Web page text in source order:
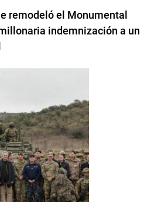
remodeló el Monumental
indemnización a un